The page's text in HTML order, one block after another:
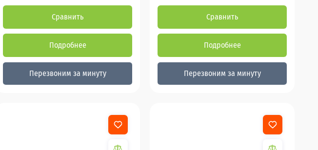
Сравнить
Подробнее
Перезвоним за минуту
Сравнить
Подробнее
Перезвоним за минуту